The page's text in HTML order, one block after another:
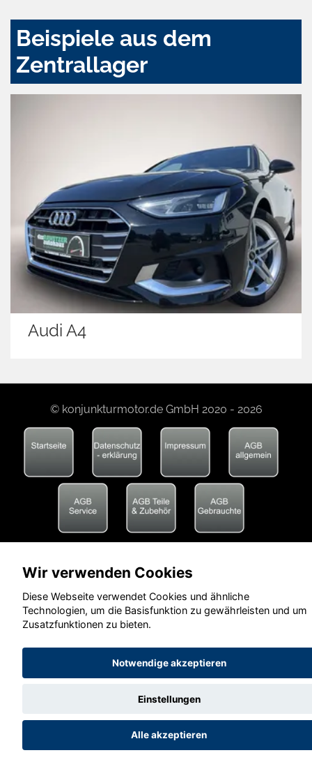
Beispiele aus dem
Zentrallager
Audi A4
© konjunkturmotor.de GmbH 2020 - 2026
Wir verwenden Cookies
Diese Webseite verwendet Cookies und ähnliche
Technologien, um die Basisfunktion zu gewährleisten und um
Zusatzfunktionen zu bieten.
Notwendige akzeptieren
Einstellungen
Alle akzeptieren